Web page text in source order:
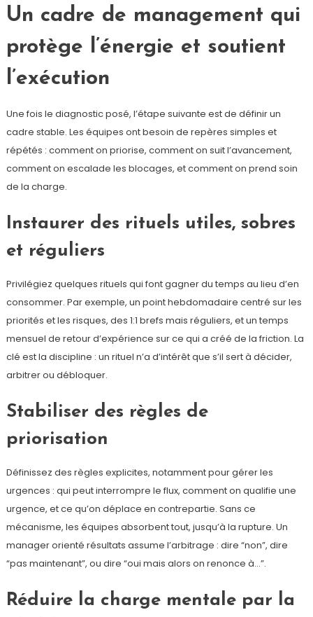
Un cadre de management qui
protège l’énergie et soutient
l’exécution
Une fois le diagnostic posé, l’étape suivante est de définir un
cadre stable. Les équipes ont besoin de repères simples et
répétés : comment on priorise, comment on suit l’avancement,
comment on escalade les blocages, et comment on prend soin
de la charge.
Instaurer des rituels utiles, sobres
et réguliers
Privilégiez quelques rituels qui font gagner du temps au lieu d’en
consommer. Par exemple, un point hebdomadaire centré sur les
priorités et les risques, des 1:1 brefs mais réguliers, et un temps
mensuel de retour d’expérience sur ce qui a créé de la friction. La
clé est la discipline : un rituel n’a d’intérêt que s’il sert à décider,
arbitrer ou débloquer.
Stabiliser des règles de
priorisation
Définissez des règles explicites, notamment pour gérer les
urgences : qui peut interrompre le flux, comment on qualifie une
urgence, et ce qu’on déplace en contrepartie. Sans ce
mécanisme, les équipes absorbent tout, jusqu’à la rupture. Un
manager orienté résultats assume l’arbitrage : dire “non”, dire
“pas maintenant”, ou dire “oui mais alors on renonce à…”.
Réduire la charge mentale par la